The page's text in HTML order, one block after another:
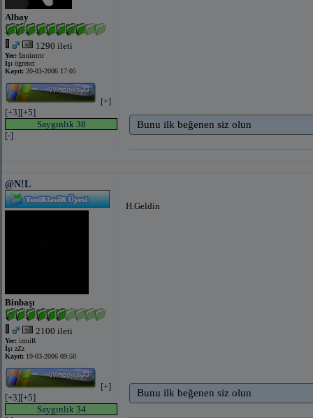
Albay
1290 ileti
Yer: İzmirrrrrr
İş: ögrenci
Kayıt: 20-03-2006 17:05
[+]
[+3][+5]
Saygınlık 38
[-]
Bunu ilk beğenen siz olun
@N!L
Binbaşı
2100 ileti
Yer: izmiR
İş: zZz
Kayıt: 19-03-2006 09:50
[+]
[+3][+5]
Saygınlık 34
H.Geldin
Bunu ilk beğenen siz olun